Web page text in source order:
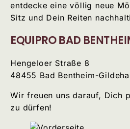
entdecke eine völlig neue
Sitz und Dein Reiten
EQUIPRO BAD
Hengeloer Straße 8
48455 Bad Bentheim-
Wir freuen uns darauf, Dich
zu dürfen!